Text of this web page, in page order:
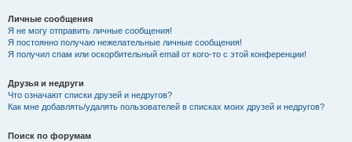
Личные сообщения
Я не могу отправить личные сообщения!
Я постоянно получаю нежелательные личные сообщения!
Я получил спам или оскорбительный email от кого-то с этой конференции!
Друзья и недруги
Что означают списки друзей и недругов?
Как мне добавлять/удалять пользователей в списках моих друзей и недругов?
Поиск по форумам